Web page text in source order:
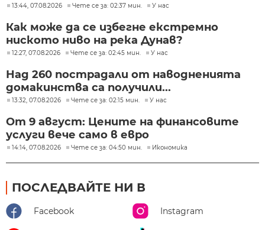
13:44, 07.08.2026 Чете се за: 02:37 мин. У нас
Как може да се избегне екстремно
ниското ниво на река Дунав?
12:27, 07.08.2026 Чете се за: 02:45 мин. У нас
Над 260 пострадали от наводненията
домакинства са получили...
13:32, 07.08.2026 Чете се за: 02:15 мин. У нас
От 9 август: Цените на финансовите
услуги вече само в евро
14:14, 07.08.2026 Чете се за: 04:50 мин. Икономика
ПОСЛЕДВАЙТЕ НИ В
Facebook Instagram